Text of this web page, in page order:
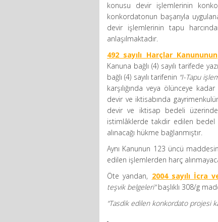
konusu devir işlemlerinin
konkordatonun başarıyla
devir işlemlerinin tapu
anlaşılmaktadır.
492 sayılı Harçlar Kanununun
Kanuna bağlı (4) sayılı tarifede
bağlı (4) sayılı tarifenin “I-Tapu
karşılığında veya ölünceye
devir ve iktisabında
devir ve iktisap bedeli
istimlâklerde takdir edilen bedel
alınacağı hükme bağlanmıştır.
Aynı Kanunun 123 üncü
edilen işlemlerden harç
Öte yandan, 2004 sayılı İcra
teşvik belgeleri”başlıklı 308/g
“Tasdik edilen konkordato projesi